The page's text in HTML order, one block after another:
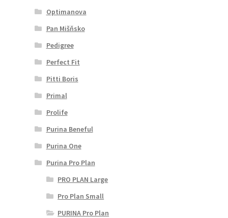
Optimanova
Pan Mišňsko
Pedigree
Perfect Fit
Pitti Boris
Primal
Prolife
Purina Beneful
Purina One
Purina Pro Plan
PRO PLAN Large
Pro Plan Small
PURINA Pro Plan